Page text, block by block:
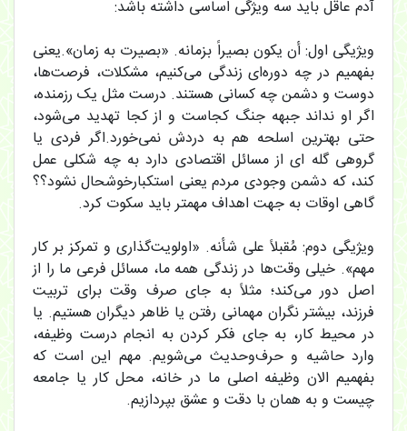
آدم عاقل باید سه ویژگی اساسی داشته باشد:
ویژیگی اول: أن یکون بصیراً بزمانه. «بصیرت به زمان».یعنی
بفهمیم در چه دوره‌ای زندگی می‌کنیم، مشکلات، فرصت‌ها،
دوست و دشمن چه کسانی هستند. درست مثل یک رزمنده،
اگر او نداند جبهه جنگ کجاست و از کجا تهدید می‌شود،
حتی بهترین اسلحه هم به دردش نمی‌خورد.اگر فردی یا
گروهی گله ای از مسائل اقتصادی دارد به چه شکلی عمل
کند، که دشمن وجودی مردم یعنی استکبارخوشحال نشود؟؟
گاهی اوقات به جهت اهداف مهمتر باید سکوت کرد.
ویژیگی دوم: مُقبلاً علی شأنه. «اولویت‌گذاری و تمرکز بر کار
مهم». خیلی وقت‌ها در زندگی همه ما، مسائل فرعی ما را از
اصل دور می‌کند؛ مثلاً به جای صرف وقت برای تربیت
فرزند، بیشتر نگران مهمانی رفتن یا ظاهر دیگران هستیم. یا
در محیط کار، به جای فکر کردن به انجام درست وظیفه،
وارد حاشیه و حرف‌وحدیث می‌شویم. مهم این است که
بفهمیم الان وظیفه اصلی ما در خانه، محل کار یا جامعه
چیست و به همان با دقت و عشق بپردازیم.